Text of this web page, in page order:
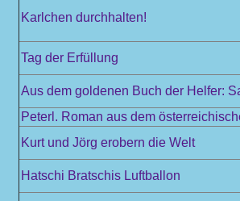
Karlchen durchhalten!
Tag der Erfüllung
Aus dem goldenen Buch der Helfer:
Peterl. Roman aus dem
Kurt und Jörg erobern die Welt
Hatschi Bratschis Luftballon